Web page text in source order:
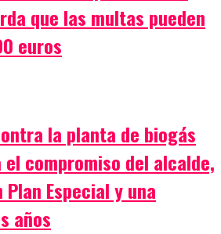
que las multas pueden
euros
la planta de biogás
compromiso del alcalde,
Especial y una
años